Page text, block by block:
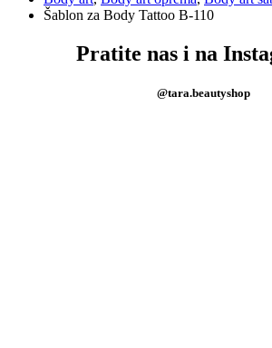
Šablon za Body Tattoo B-110
Pratite nas i na
@tara.beautyshop